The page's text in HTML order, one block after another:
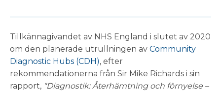
Tillkännagivandet av NHS England i slutet av 2020
om den planerade utrullningen av Community
Diagnostic Hubs (CDH), efter
rekommendationerna från Sir Mike Richards i sin
rapport, "Diagnostik: Återhämtning och förnyelse –